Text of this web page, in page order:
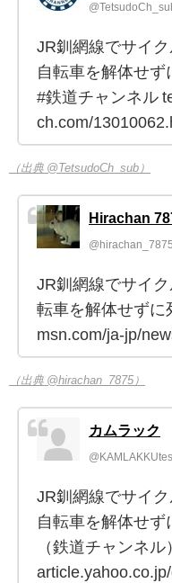
JR釧網線でサイ
自転車を解体せ
#鉄道チャンネル
ch.com/
（出典 @TetsudoCh_sub）
Hirachan
@hirachan_7875
JR釧網線でサイ
転車を解体せずに
msn.com/ja-jp/
（出典 @hirachan_7875）
カムラック
JR釧網線でサイ
自転車を解体せ
（鉄道チャンネル